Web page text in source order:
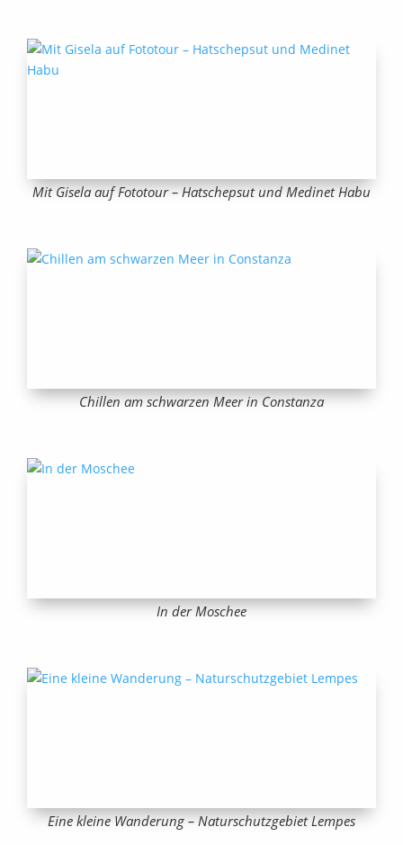
Mit Gisela auf Fototour – Hatschepsut und Medinet Habu
Chillen am schwarzen Meer in Constanza
In der Moschee
Eine kleine Wanderung – Naturschutzgebiet Lempes